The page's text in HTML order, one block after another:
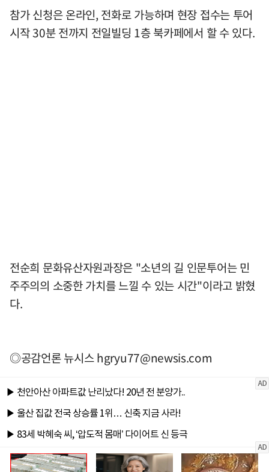
참가 신청은 온라인, 전화로 가능하며 현장 접수는 투어
시작 30분 전까지 전일빌딩 1층 북카페에서 할 수 있다.
전순희 문화유산자원과장은 "소년의 길 인문투어는 민
주주의의 소중한 가치를 느낄 수 있는 시간"이라고 밝혔
다.
◎공감언론 뉴시스hgryu77@newsis.com